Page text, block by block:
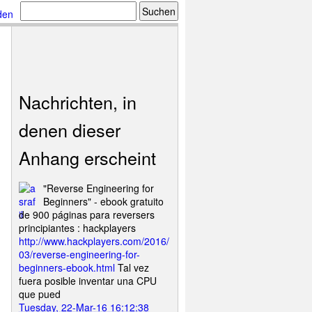
Nachrichten, in
denen dieser
Anhang erscheint
"Reverse Engineering for
Beginners" - ebook gratuito
de 900 páginas para reversers
principiantes : hackplayers
http://www.hackplayers.com/2016/
03/reverse-engineering-for-
beginners-ebook.html Tal vez
fuera posible inventar una CPU
que pued
Tuesday, 22-Mar-16 16:12:38